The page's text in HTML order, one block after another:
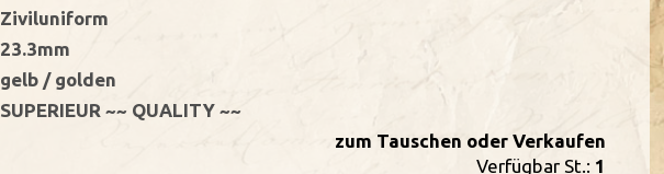
Ziviluniform
23.3mm
gelb / golden
SUPERIEUR ~~ QUALITY ~~
zum Tauschen oder Verkaufen
Verfügbar St.: 1